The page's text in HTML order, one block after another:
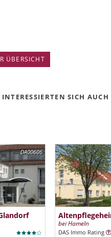
ÜBERSICHT
SICH
DA00606
bei Hameln
DAS Immo Rating